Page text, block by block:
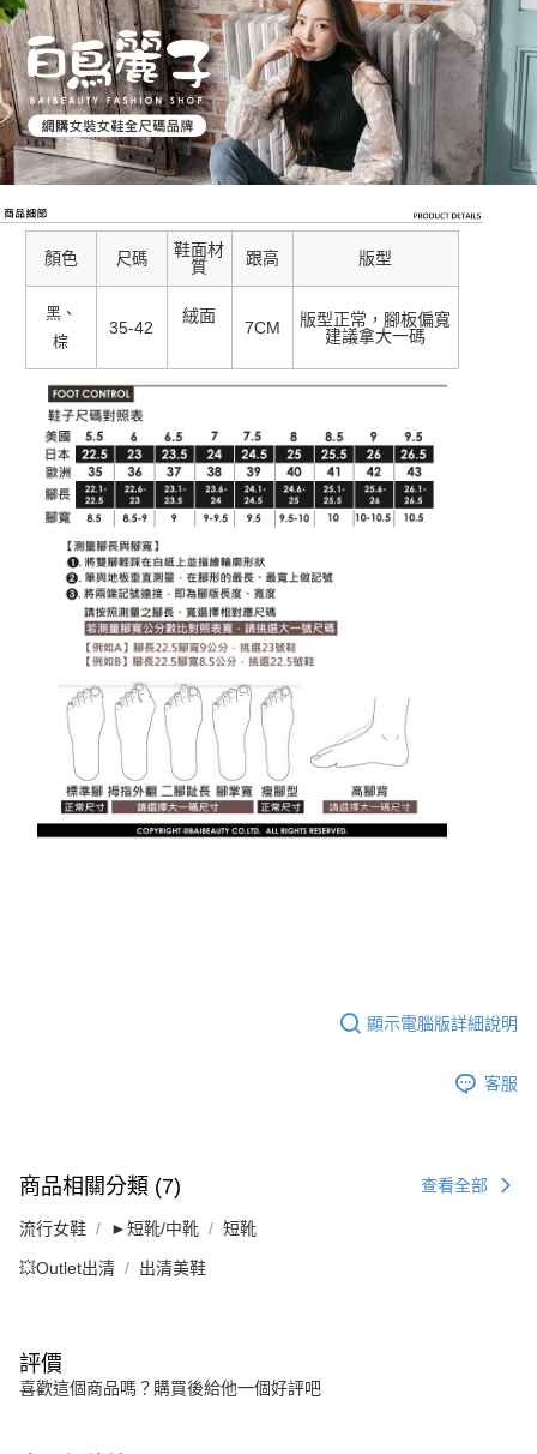
顏色 尺碼
鞋面材
質
跟高 版型
黑、
棕
35-42
絨面
7CM
版型正常，腳板偏寬
建議拿大一碼
顯示電腦版詳細說明
客服
商品相關分類 (7) 查看全部
流行女鞋 ►短靴/中靴 短靴
💥Outlet出清 出清美鞋
評價
喜歡這個商品嗎？購買後給他一個好評吧